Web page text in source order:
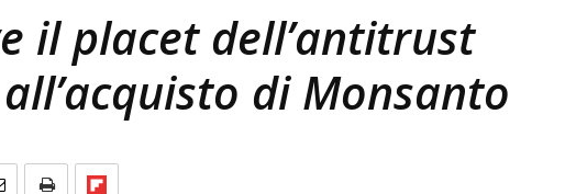
il placet dell’antitrust
di Monsanto